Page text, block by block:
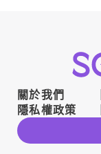
關於我們
隱私權政策